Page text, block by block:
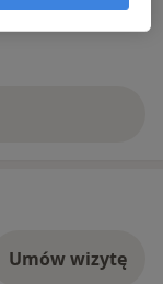
Umów wizytę